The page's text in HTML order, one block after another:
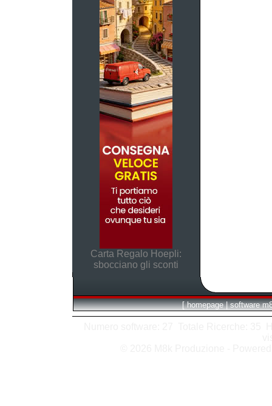
Carta Regalo Hoepli:
sbocciano gli sconti
[ homepage | software